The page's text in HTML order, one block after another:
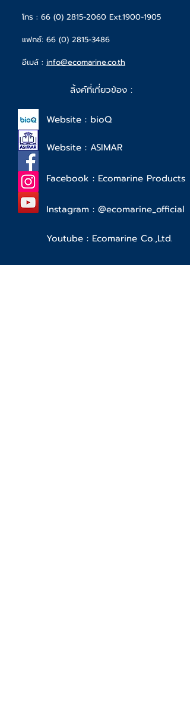
โทร : 66 (0) 2815-2060 Ext.1900-1905
แฟกซ์: 66 (0) 2815-3486
อีเมล์ : info@ecomarine.co.th
ลิ้งค์ที่เกี่ยวข้อง :
Website : bioQ
Website : ASIMAR
Facebook : Ecomarine Products
Instagram : @ecomarine_official
Youtube : Ecomarine Co.,Ltd.